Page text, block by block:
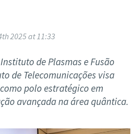
2025 at 11:33
de Plasmas e Fusão
de Telecomunicações visa
polo estratégico em
avançada na área quântica.